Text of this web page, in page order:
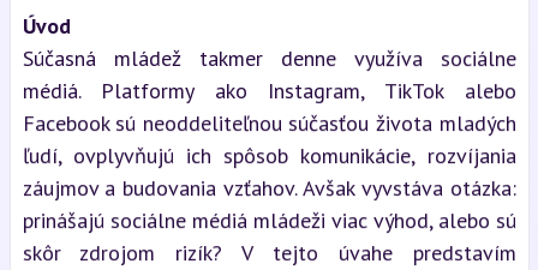
Úvod
Súčasná mládež takmer denne využíva sociálne
médiá. Platformy ako Instagram, TikTok alebo
Facebook sú neoddeliteľnou súčasťou života mladých
ľudí, ovplyvňujú ich spôsob komunikácie, rozvíjania
záujmov a budovania vzťahov. Avšak vyvstáva otázka:
prinášajú sociálne médiá mládeži viac výhod, alebo sú
skôr zdrojom rizík? V tejto úvahe predstavím